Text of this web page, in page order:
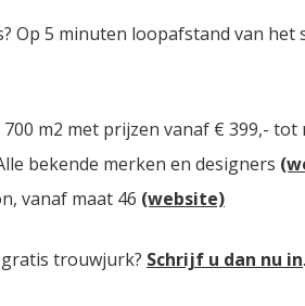
Op 5 minuten loopafstand van het
m2 met prijzen vanaf € 399,- tot
bekende merken en designers
vanaf maat 46 (website)
trouwjurk? Schrijf u dan nu in.